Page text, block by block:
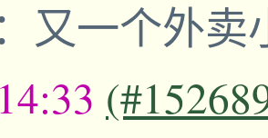
又一个外卖